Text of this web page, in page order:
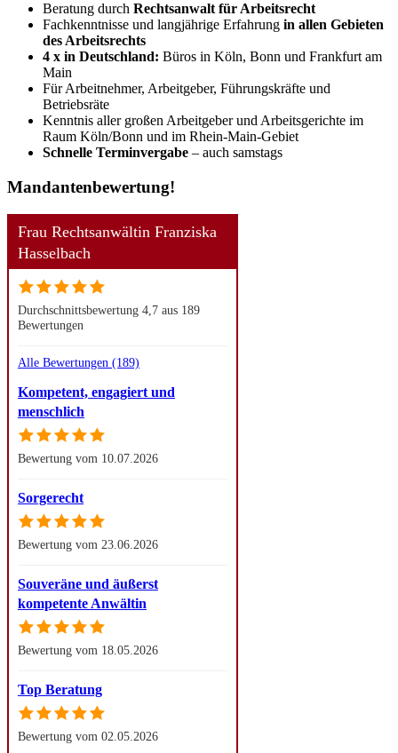
Beratung durch Rechtsanwalt für Arbeitsrecht
Fachkenntnisse und langjährige Erfahrung in allen Gebieten
des Arbeitsrechts
4 x in Deutschland: Büros in Köln, Bonn und Frankfurt am
Main
Für Arbeitnehmer, Arbeitgeber, Führungskräfte und
Betriebsräte
Kenntnis aller großen Arbeitgeber und Arbeitsgerichte im
Raum Köln/Bonn und im Rhein-Main-Gebiet
Schnelle Terminvergabe – auch samstags
Mandanten­bewertung!
Frau Rechtsanwältin Franziska
Hasselbach
Durchschnittsbewertung 4,7 aus 189
Bewertungen
Alle Bewertungen (189)
Kompetent, engagiert und
menschlich
Bewertung vom 10.07.2026
Sorgerecht
Bewertung vom 23.06.2026
Souveräne und äußerst
kompetente Anwältin
Bewertung vom 18.05.2026
Top Beratung
Bewertung vom 02.05.2026